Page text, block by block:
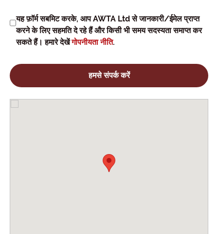
यह फ़ॉर्म सबमिट करके, आप AWTA Ltd से जानकारी/ईमेल प्राप्त
करने के लिए सहमति दे रहे हैं और किसी भी समय सदस्यता समाप्त कर
सकते हैं। हमारे देखेंगोपनीयता नीति.